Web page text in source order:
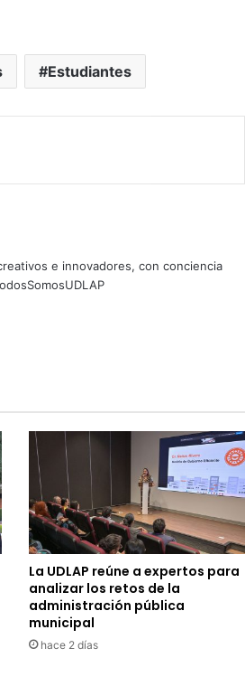
Estudiantes
e innovadores, con conciencia
La UDLAP reúne a expertos para
analizar los retos de la
administración pública
municipal
hace 2 días